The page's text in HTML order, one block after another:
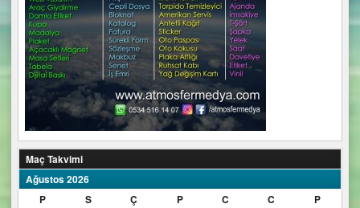
Maç Takvimi
Ağustos 2026
P
S Ç P C C P